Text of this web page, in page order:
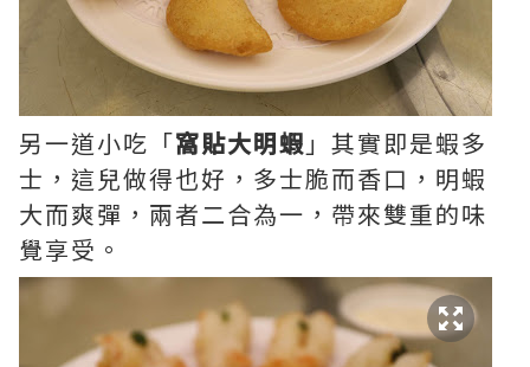
另一道小吃「窩貼大明蝦 」其實即是蝦多
士，這兒做得也好，多士脆而香口，明蝦
大而爽彈，兩者二合為一，帶來雙重的味
覺享受。